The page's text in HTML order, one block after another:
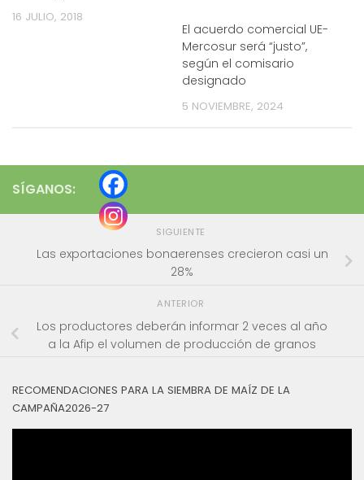
16 JULIO, 2018
El acuerdo comercial UE-
Mercosur será “justo”,
según el comisario
designado
5 NOVIEMBRE, 2024
SÍGANOS:
SIGUIENTE
Las exportaciones bonaerenses crecieron casi un
28%
ANTERIOR
Los productores deberán informar 2 veces al año
a la Afip el volumen de producción de granos
RECOMENDACIONES PARA LA SIEMBRA DE MAÍZ DE LA
CAMPAÑA2026-27